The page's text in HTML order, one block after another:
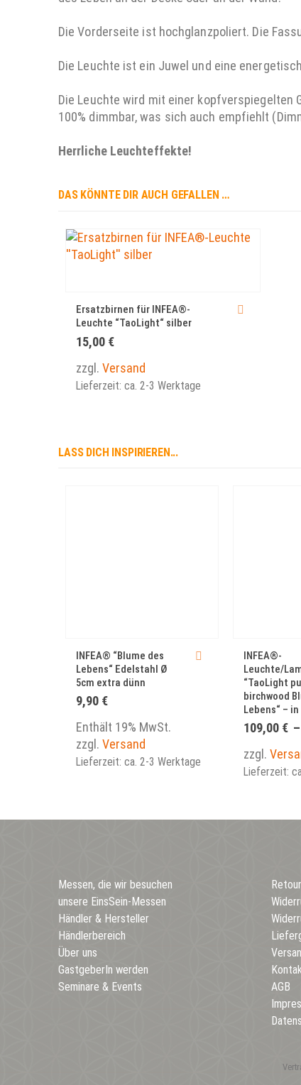
Die Vorderseite ist hochglanzpoliert. Die
Die Leuchte ist ein Juwel und eine
Die Leuchte wird mit einer kopfverspiegelten
100% dimmbar, was sich auch empfiehlt
Herrliche Leuchteffekte!
DAS KÖNNTE DIR AUCH GEFALLEN …
Ersatzbirnen für INFEA®-
Leuchte “TaoLight“ silber
15,00 €
zzgl. Versand
Lieferzeit: ca. 2-3 Werktage
LASS DICH INSPIRIEREN...
INFEA® “Blume des
Lebens“ Edelstahl Ø
5cm extra dünn
9,90 €
Enthält 19% MwSt.
zzgl. Versand
Lieferzeit: ca. 2-3 Werktage
INFEA®-
Leuchte/
“TaoLight
birchwood
Lebens“ –
109,00 € –
zzgl.
Lieferzeit:
Messen, die wir besuchen
unsere EinsSein-Messen
Händler & Hersteller
Händlerbereich
Über uns
GastgeberIn werden
Seminare & Events
AGB